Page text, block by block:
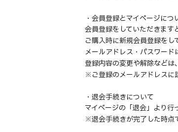
・会員登録とマイページにつ
会員登録をしていただきます
ご購入時に新規会員登録をし
メールアドレス・パスワード
登録内容の変更や解除などは
※ご登録のメールアドレスに
・退会手続きについて
マイページの「退会」より行
※退会手続きが完了した時点